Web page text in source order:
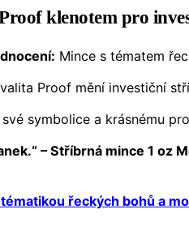
klenotem pro
Mince s tématem
Proof mění investiční
symbolice a krásnému
– Stříbrná mince 1
řeckých bohů a